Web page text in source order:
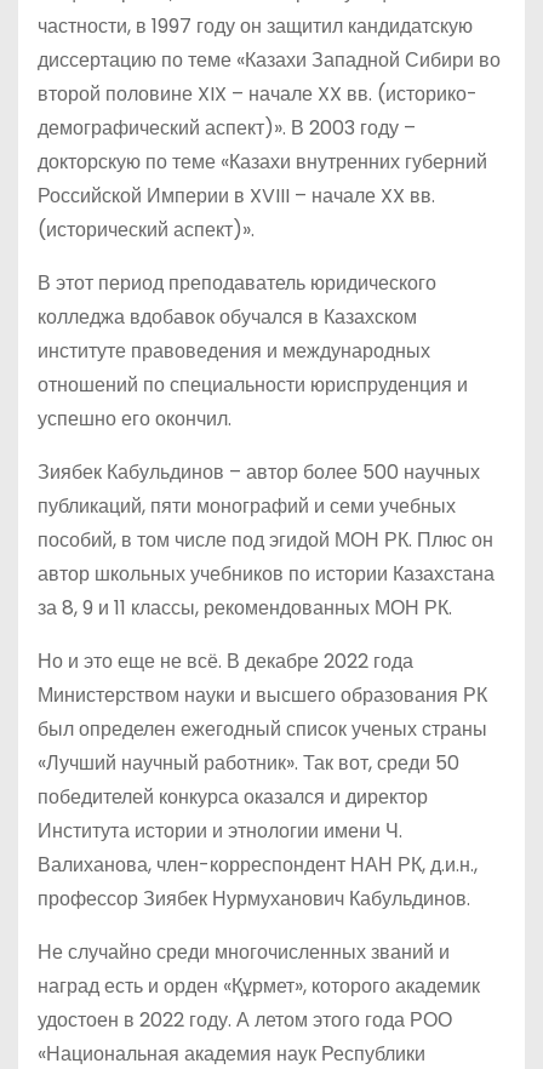
частности, в 1997 году он защитил кандидатскую
диссертацию по теме «Казахи Западной Сибири во
второй половине XIX – начале XX вв. (историко-
демографический аспект)». В 2003 году –
докторскую по теме «Казахи внутренних губерний
Российской Империи в XVIII – начале XX вв.
(исторический аспект)».
В этот период преподаватель юридического
колледжа вдобавок обучался в Казахском
институте правоведения и международных
отношений по специальности юриспруденция и
успешно его окончил.
Зиябек Кабульдинов – автор более 500 научных
публикаций, пяти монографий и семи учебных
пособий, в том числе под эгидой МОН РК. Плюс он
автор школьных учебников по истории Казахстана
за 8, 9 и 11 классы, рекомендованных МОН РК.
Но и это еще не всё. В декабре 2022 года
Министерством науки и высшего образования РК
был определен ежегодный список ученых страны
«Лучший научный работник». Так вот, среди 50
победителей конкурса оказался и директор
Института истории и этнологии имени Ч.
Валиханова, член-корреспондент НАН РК, д.и.н.,
профессор Зиябек Нурмуханович Кабульдинов.
Не случайно среди многочисленных званий и
наград есть и орден «Құрмет», которого академик
удостоен в 2022 году. А летом этого года РОО
«Национальная академия наук Республики